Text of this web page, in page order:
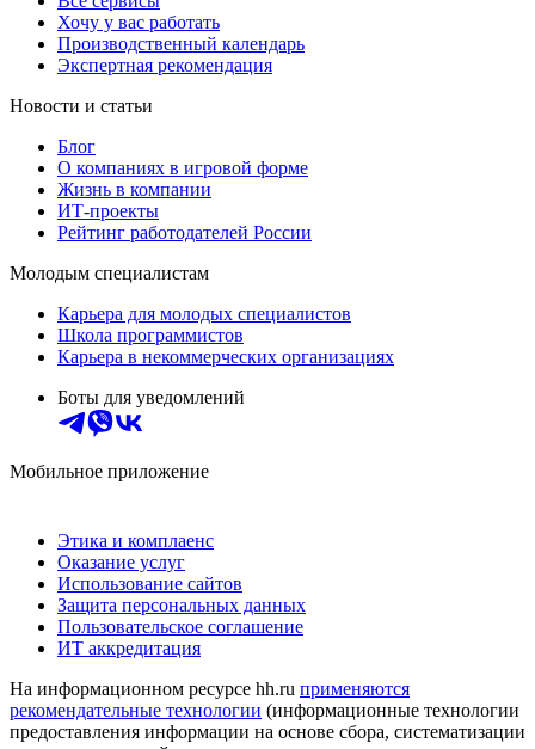
Хочу у вас работать
Производственный календарь
Экспертная рекомендация
Новости и статьи
Блог
О компаниях в игровой форме
Жизнь в компании
ИТ-проекты
Рейтинг работодателей России
Молодым специалистам
Карьера для молодых специалистов
Школа программистов
Карьера в некоммерческих организациях
Боты для уведомлений
Мобильное приложение
Этика и комплаенс
Оказание услуг
Использование сайтов
Защита персональных данных
Пользовательское соглашение
ИТ аккредитация
На информационном ресурсе hh.ru применяются
рекомендательные технологии (информационные технологии
предоставления информации на основе сбора, систематизации